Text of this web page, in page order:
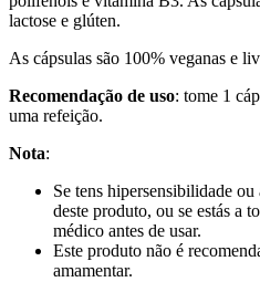
lactose e glúten.
As cápsulas são 100% veganas e
Recomendação de uso: tome 1
uma refeição.
Nota:
Se tens hipersensibilidade
deste produto, ou se estás a
médico antes de usar.
Este produto não é
amamentar.